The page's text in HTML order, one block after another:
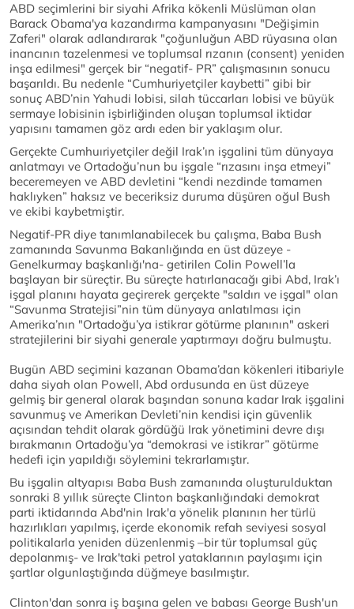
ABD seçimlerini bir siyahi Afrika kökenli Müslüman olan
Barack Obama'ya kazandırma kampanyasını "Değişimin
Zaferi" olarak adlandırarak "çoğunluğun ABD rüyasına olan
inancının tazelenmesi ve toplumsal rızanın (consent) yeniden
inşa edilmesi" gerçek bir “negatif- PR” çalışmasının sonucu
başarıldı. Bu nedenle “Cumhuriyetçiler kaybetti” gibi bir
sonuç ABD’nin Yahudi lobisi, silah tüccarları lobisi ve büyük
sermaye lobisinin işbirliğinden oluşan toplumsal iktidar
yapısını tamamen göz ardı eden bir yaklaşım olur.
Gerçekte Cumhuıriyetçiler değil Irak’ın işgalini tüm dünyaya
anlatmayı ve Ortadoğu’nun bu işgale “rızasını inşa etmeyi”
beceremeyen ve ABD devletini “kendi nezdinde tamamen
haklıyken” haksız ve beceriksiz duruma düşüren oğul Bush
ve ekibi kaybetmiştir.
Negatif-PR diye tanımlanabilecek bu çalışma, Baba Bush
zamanında Savunma Bakanlığında en üst düzeye -
Genelkurmay başkanlığı'na- getirilen Colin Powell’la
başlayan bir süreçtir. Bu süreçte hatırlanacağı gibi Abd, Irak’ı
işgal planını hayata geçirerek gerçekte "saldırı ve işgal" olan
“Savunma Stratejisi”nin tüm dünyaya anlatılması için
Amerika’nın "Ortadoğu’ya istikrar götürme planının" askeri
stratejilerini bir siyahi generale yaptırmayı doğru bulmuştu.
Bugün ABD seçimini kazanan Obama’dan kökenleri itibariyle
daha siyah olan Powell, Abd ordusunda en üst düzeye
gelmiş bir general olarak başından sonuna kadar Irak işgalini
savunmuş ve Amerikan Devleti’nin kendisi için güvenlik
açısından tehdit olarak gördüğü Irak yönetimini devre dışı
bırakmanın Ortadoğu’ya “demokrasi ve istikrar” götürme
hedefi için yapıldığı söylemini tekrarlamıştır.
Bu işgalin altyapısı Baba Bush zamanında oluşturulduktan
sonraki 8 yıllık süreçte Clinton başkanlığındaki demokrat
parti iktidarında Abd'nin Irak'a yönelik planının her türlü
hazırlıkları yapılmış, içerde ekonomik refah seviyesi sosyal
politikalarla yeniden düzenlenmiş –bir tür toplumsal güç
depolanmış- ve Irak'taki petrol yataklarının paylaşımı için
şartlar olgunlaştığında düğmeye basılmıştır.
Clinton'dan sonra iş başına gelen ve babası George Bush'un